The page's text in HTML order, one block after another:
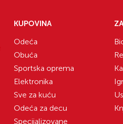
KUPOVINA
Odeća
Obuća
Sportska oprema
Elektronika
Sve za kuću
Odeća za decu
Specijalizovane